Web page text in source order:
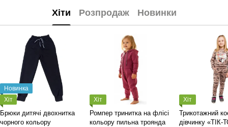
Хіти Розпродаж Новинки
Новинка
Хіт
Брюки дитячі двохнитка
чорного кольору
Хіт
Ромпер тринитка на флісі
кольору пильна троянда
Хіт
Трикотажний
дівчинку «ТІК-